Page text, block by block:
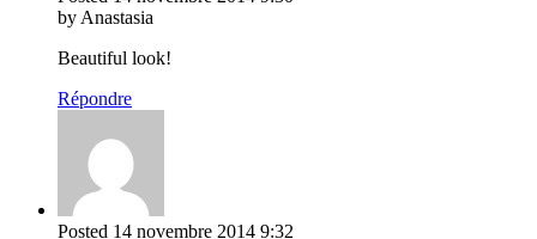
by Anastasia
Beautiful look!
Répondre
Posted 14 novembre 2014 9:32